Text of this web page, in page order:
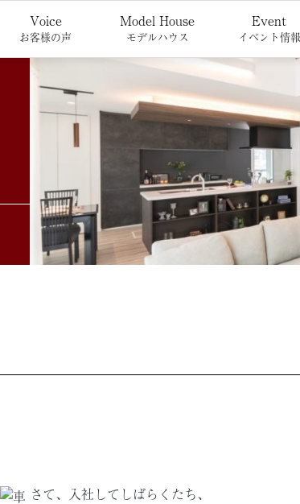
Voice
お客様の声
Model House
モデルハウス
Event
イベント情報
さて、入社してしばらくたち、